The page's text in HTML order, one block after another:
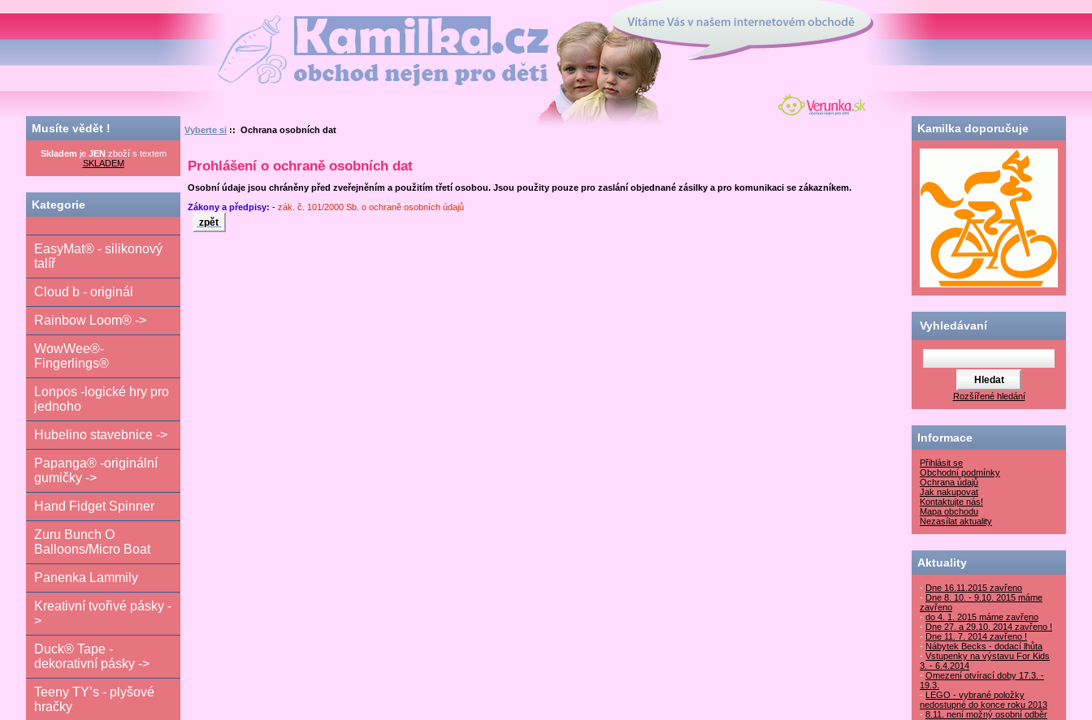
Kamilka.cz - obchod nejen pro děti
Vítáme Vás v našem internetovém obchodě
Verunka.sk - obchod
nielen pre deti
Musíte vědět !
Skladem je JENzboží s textem
SKLADEM
Kategorie
EasyMat® - silikonový
talíř
Cloud b - originál
Rainbow Loom® ->
WowWee®-
Fingerlings®
Lonpos -logické hry pro
jednoho
Hubelino stavebnice ->
Papanga® -originální
gumičky ->
Hand Fidget Spinner
Zuru Bunch O
Balloons/Micro Boat
Panenka Lammily
Kreativní tvořivé pásky -
>
Duck® Tape -
dekorativní pásky ->
Teeny TY’s - plyšové
hračky
Vyberte si :: Ochrana osobních dat
Prohlášení o ochraně osobních dat
Osobní údaje jsou chráněny před zveřejněním a použitím třetí osobou. Jsou použity pouze pro zaslání objednané zásilky a pro komunikaci se zákazníkem.
Zákony a předpisy: - zák. č. 101/2000 Sb. o ochraně osobních údajů
zpět
Kamilka doporučuje
Vyhledávaní
Rozšířené hledání
Informace
Přihlásit se
Obchodní podmínky
Ochrana údajů
Jak nakupovat
Kontaktujte nás!
Mapa obchodu
Nezasílat aktuality
Aktuality
- Dne 16.11.2015 zavřeno
- Dne 8. 10. - 9.10. 2015 máme
zavřeno
- do 4. 1. 2015 máme zavřeno
- Dne 27. a 29.10. 2014 zavřeno !
- Dne 11. 7. 2014 zavřeno !
- Nábytek Becks - dodací lhůta
- Vstupenky na výstavu For Kids
3. - 6.4.2014
- Omezení otvírací doby 17.3. -
19.3.
- LEGO - vybrané položky
nedostupné do konce roku 2013
- 8.11. není možný osobní odběr